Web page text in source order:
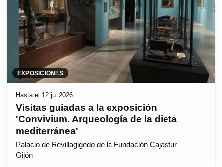
EXPOSICIONES
Hasta el 12 jul 2026
Visitas guiadas a la exposición
'Convivium. Arqueología de la dieta
mediterránea'
Palacio de Revillagigedo de la Fundación Cajastur
Gijón